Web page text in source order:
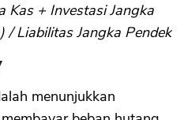
Kas + Investasi Jangka
/ Liabilitas Jangka Pendek
menunjukkan